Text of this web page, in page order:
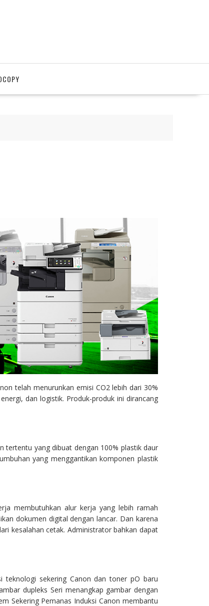
telah menurunkan emisi CO2 lebih dari 30%
dan logistik. Produk-produk ini dirancang
tertentu yang dibuat dengan 100% plastik daur
yang menggantikan komponen plastik
membutuhkan alur kerja yang lebih ramah
dokumen digital dengan lancar. Dan karena
kesalahan cetak. Administrator bahkan dapat
teknologi sekering Canon dan toner pO baru
dupleks Seri menangkap gambar dengan
Sekering Pemanas Induksi Canon membantu